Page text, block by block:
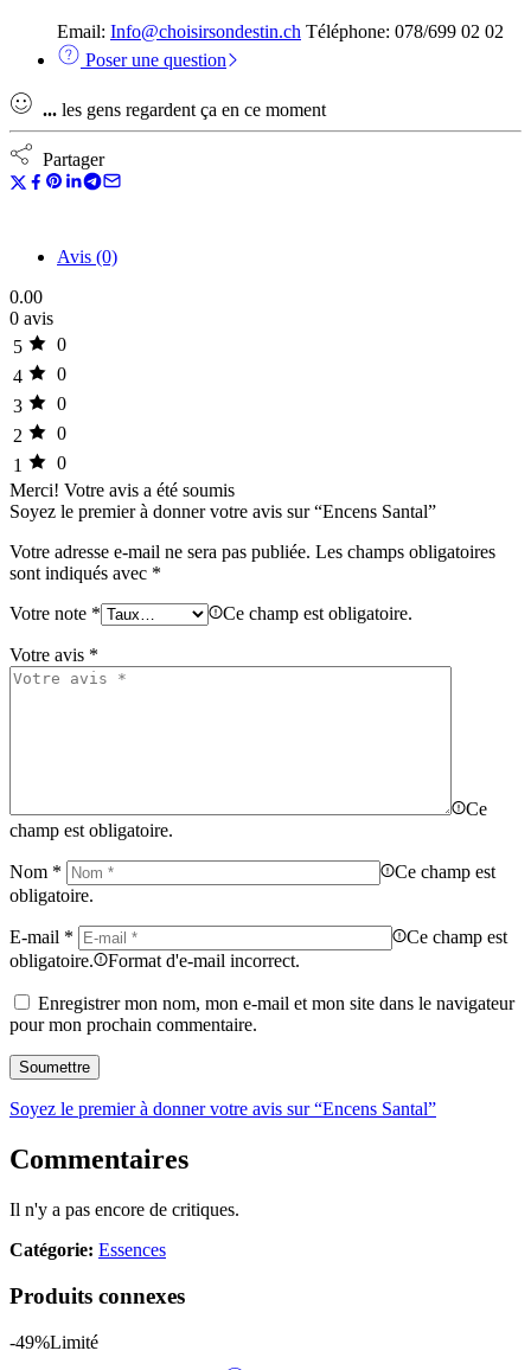
Email: Info@choisirsondestin.ch Téléphone: 078/699 02 02
Poser une question
... les gens regardent ça en ce moment
Partager
Avis (0)
0.00
0 avis
5
0
4
0
3
0
2
0
1
0
Merci! Votre avis a été soumis
Soyez le premier à donner votre avis sur “Encens Santal”
Votre adresse e-mail ne sera pas publiée. Les champs obligatoires
sont indiqués avec *
Votre note * Ce champ est obligatoire.
Votre avis *
Ce
champ est obligatoire.
Nom *
Ce champ est
obligatoire.
E-mail *
Ce champ est
obligatoire.
Format d'e-mail incorrect.
Enregistrer mon nom, mon e-mail et mon site dans le navigateur
pour mon prochain commentaire.
Soyez le premier à donner votre avis sur “Encens Santal”
Commentaires
Il n'y a pas encore de critiques.
Catégorie: Essences
Produits connexes
-49%Limité